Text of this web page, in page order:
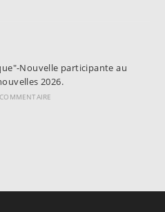
Nouvelle participante au
2026.